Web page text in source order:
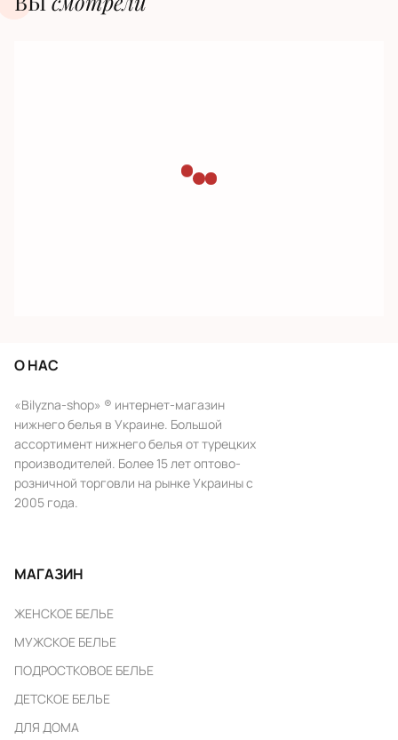
О НАС
«Bilyzna-shop» ® интернет-магазин
нижнего белья в Украине. Большой
ассортимент нижнего белья от турецких
производителей. Более 15 лет оптово-
розничной торговли на рынке Украины с
2005 года.
МАГАЗИН
ЖЕНСКОЕ БЕЛЬЕ
МУЖСКОЕ БЕЛЬЕ
ПОДРОСТКОВОЕ БЕЛЬЕ
ДЕТСКОЕ БЕЛЬЕ
ДЛЯ ДОМА